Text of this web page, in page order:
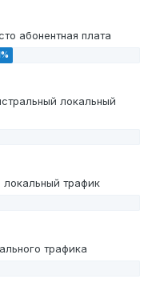
абонентная плата
локальный
локальный трафик
трафика